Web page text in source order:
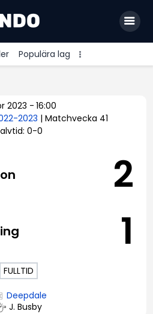
Populära lag
2023 - 16:00
2023 | Matchvecka 41
0-0
2
1
FULLTID
Deepdale
J. Busby